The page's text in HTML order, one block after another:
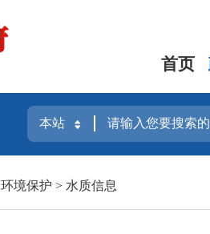
首页
环境保护 > 水质信息